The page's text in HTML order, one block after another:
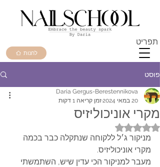
לחנות
תפריט
פוסט
מקרי אוניכוליזיס
Daria Gergus-Berestennikova
20 במאי 2024
זמן קריאה 1 דקות
דירוג של NaN מתוך 5 כוכבים
מניקור ג׳ל ללקוחה שנתקלה כבר בכמה
מקרי אוניכוליזיס.
מעבר למניקור הכי עדין שיש, השתמשתי